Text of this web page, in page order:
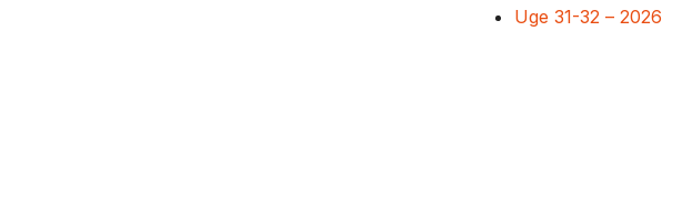
Uge 31-32 – 2026